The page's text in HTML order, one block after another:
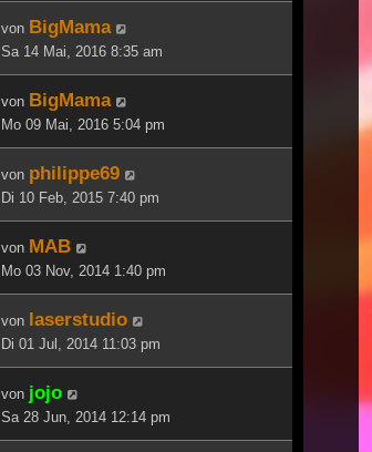
von BigMama
Sa 14 Mai, 2016 8:35 am
von BigMama
Mo 09 Mai, 2016 5:04 pm
von philippe69
Di 10 Feb, 2015 7:40 pm
von MAB
Mo 03 Nov, 2014 1:40 pm
von laserstudio
Di 01 Jul, 2014 11:03 pm
von jojo
Sa 28 Jun, 2014 12:14 pm